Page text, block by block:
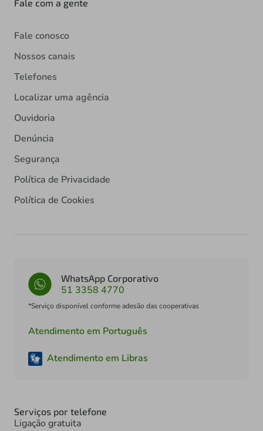
Fale com a gente
Fale conosco
Nossos canais
Telefones
Localizar uma agência
Ouvidoria
Denúncia
Segurança
Política de Privacidade
Política de Cookies
WhatsApp Corporativo
51 3358 4770
*Serviço disponível conforme adesão das cooperativas
Atendimento em Português
Atendimento em Libras
Serviços por telefone
Ligação gratuita